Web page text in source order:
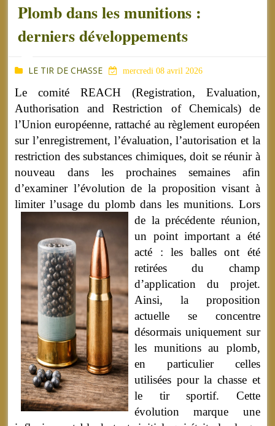
Plomb dans les munitions :
derniers développements
LE TIR DE CHASSE mercredi 08 avril 2026
Le comité REACH (Registration, Evaluation,
Authorisation and Restriction of Chemicals) de
l’Union européenne, rattaché au règlement européen
sur l’enregistrement, l’évaluation, l’autorisation et la
restriction des substances chimiques, doit se réunir à
nouveau dans les prochaines semaines afin
d’examiner l’évolution de la proposition visant à
limiter l’usage du plomb dans les munitions. Lors
de la précédente réunion,
un point important a été
acté : les balles ont été
retirées du champ
d’application du projet.
Ainsi, la proposition
actuelle se concentre
désormais uniquement sur
les munitions au plomb,
en particulier celles
utilisées pour la chasse et
le tir sportif. Cette
évolution marque une